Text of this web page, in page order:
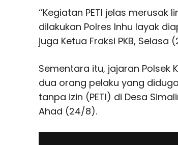
‘’Kegiatan PETI jelas
dilakukan Polres Inhu layak
juga Ketua Fraksi PKB, Selasa
Sementara itu, jajaran Polsek
dua orang pelaku yang
tanpa izin (PETI) di Desa
Ahad (24/8).